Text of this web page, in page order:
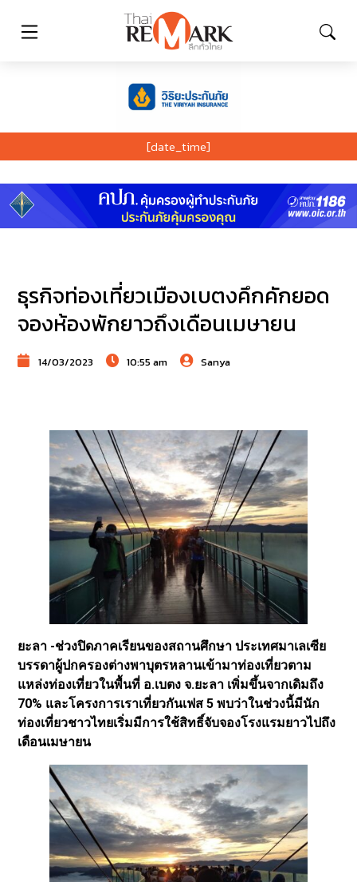
[date_time]
ธุรกิจท่องเที่ยวเมืองเบตงคึกคักยอด
จองห้องพักยาวถึงเดือนเมษายน
14/03/2023 10:55 am Sanya
ยะลา -ช่วงปิดภาคเรียนของสถานศึกษา ประเทศมาเลเซีย
บรรดาผู้ปกครองต่างพาบุตรหลานเข้ามาท่องเที่ยวตาม
แหล่งท่องเที่ยวในพื้นที่ อ.เบตง จ.ยะลา เพิ่มขึ้นจากเดิมถึง
70% และโครงการเราเที่ยวกันเฟส 5 พบว่าในช่วงนี้มีนัก
ท่องเที่ยวชาวไทยเริ่มมีการใช้สิทธิ์จับจองโรงแรมยาวไปถึง
เดือนเมษายน